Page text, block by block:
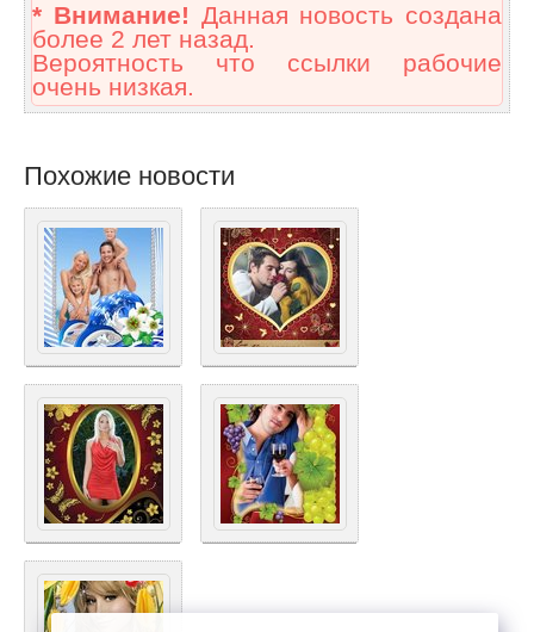
* Внимание! Данная новость создана
более 2 лет назад.
Вероятность что ссылки рабочие
очень низкая.
Похожие новости